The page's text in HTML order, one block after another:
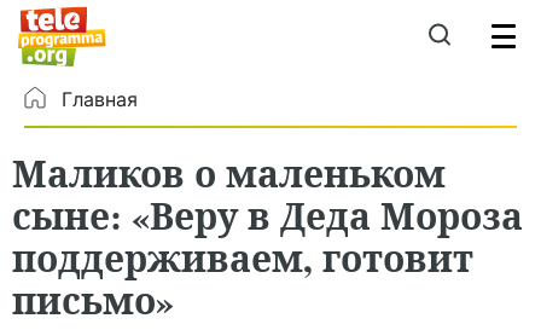
Главная
Маликов о маленьком
сыне: «Веру в Деда Мороза
поддерживаем, готовит
письмо»